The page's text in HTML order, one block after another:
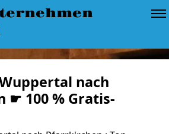
nach
☛ 100 % Gratis-